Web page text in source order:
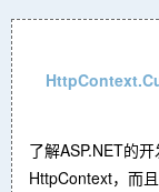
了解ASP.NET的
HttpContext，而